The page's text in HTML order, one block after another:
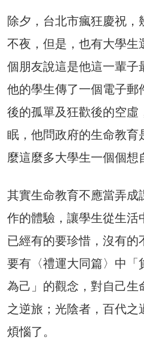
除夕，台北市瘋狂慶祝，
不夜，但是，也有大學生
個朋友說這是他這一輩子
他的學生傳了一個電子郵
後的孤單及狂歡後的空虛
眠，他問政府的生命教育
麼這麼多大學生一個個想
其實生命教育不應當弄成
作的體驗，讓學生從生活
已經有的要珍惜，沒有的
要有〈禮運大同篇〉中「
為己」的觀念，對自己生
之逆旅；光陰者，百代
煩惱了。